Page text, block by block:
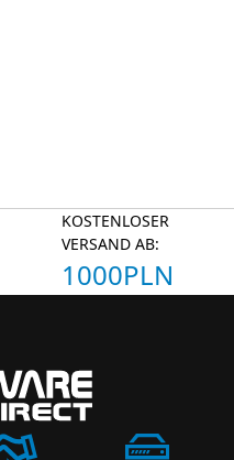
KOSTENLOSER
VERSAND AB:
1000PLN